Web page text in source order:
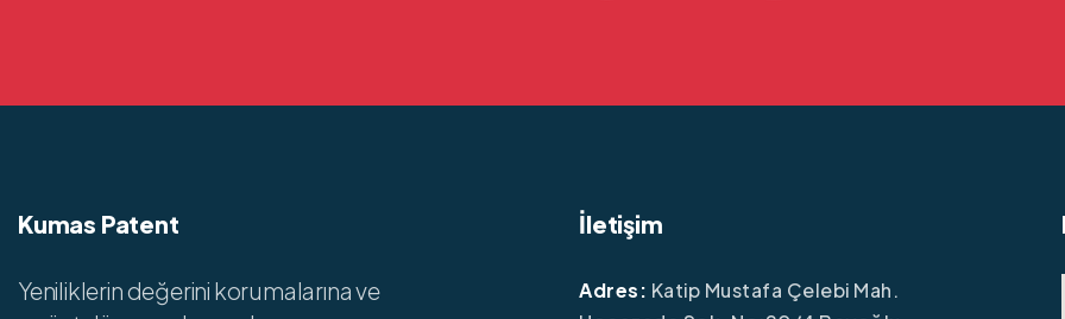
Kumas Patent
Yeniliklerin değerini korumalarına ve
İletişim
Adres: Katip Mustafa Çelebi Mah.